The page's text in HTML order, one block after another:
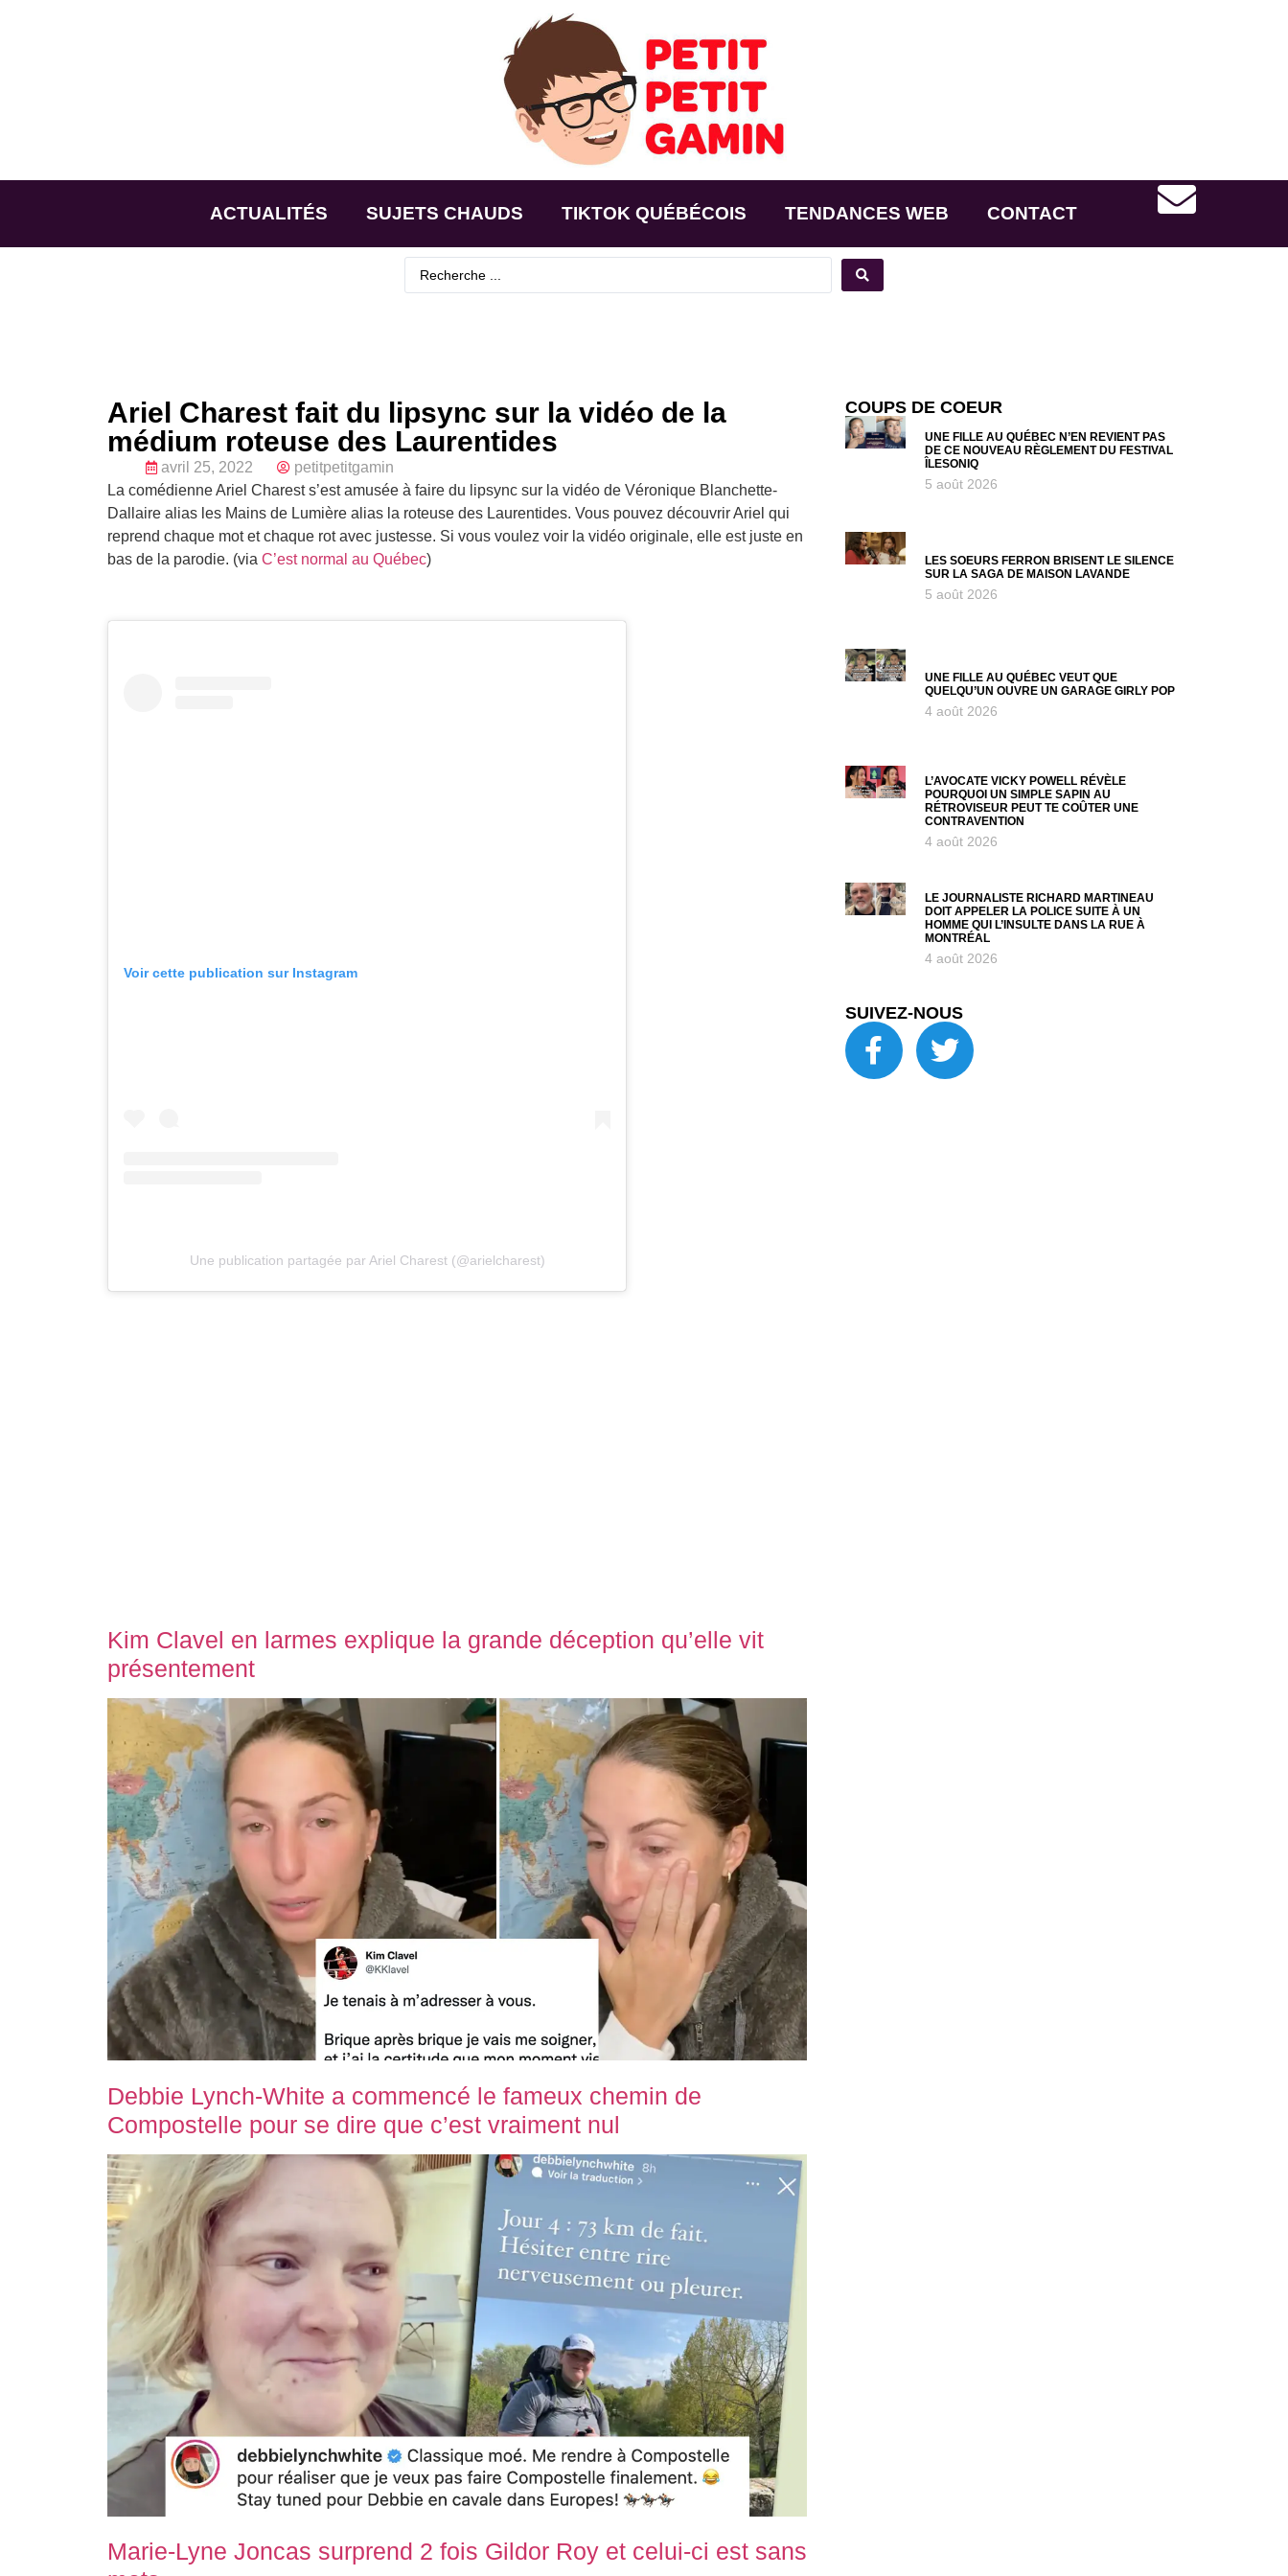
ACTUALITÉS SUJETS CHAUDS TIKTOK QUÉBÉCOIS TENDANCES WEB CONTACT
Ariel Charest fait du lipsync sur la vidéo de la
médium roteuse des Laurentides
avril 25, 2022
petitpetitgamin
La comédienne Ariel Charest s’est amusée à faire du lipsync sur la vidéo de Véronique Blanchette-
Dallaire alias les Mains de Lumière alias la roteuse des Laurentides. Vous pouvez découvrir Ariel qui
reprend chaque mot et chaque rot avec justesse. Si vous voulez voir la vidéo originale, elle est juste en
bas de la parodie. (via C’est normal au Québec)
Voir cette publication sur Instagram
Une publication partagée par Ariel Charest (@arielcharest)
Kim Clavel en larmes explique la grande déception qu’elle vit
présentement
Debbie Lynch-White a commencé le fameux chemin de
Compostelle pour se dire que c’est vraiment nul
Marie-Lyne Joncas surprend 2 fois Gildor Roy et celui-ci est sans
COUPS DE COEUR
UNE FILLE AU QUÉBEC N’EN REVIENT PAS
DE CE NOUVEAU RÈGLEMENT DU FESTIVAL
ÎLESONIQ
5 août 2026
LES SOEURS FERRON BRISENT LE SILENCE
SUR LA SAGA DE MAISON LAVANDE
5 août 2026
UNE FILLE AU QUÉBEC VEUT QUE
QUELQU’UN OUVRE UN GARAGE GIRLY POP
4 août 2026
L’AVOCATE VICKY POWELL RÉVÈLE
POURQUOI UN SIMPLE SAPIN AU
RÉTROVISEUR PEUT TE COÛTER UNE
CONTRAVENTION
4 août 2026
LE JOURNALISTE RICHARD MARTINEAU
DOIT APPELER LA POLICE SUITE À UN
HOMME QUI L’INSULTE DANS LA RUE À
MONTRÉAL
4 août 2026
SUIVEZ-NOUS